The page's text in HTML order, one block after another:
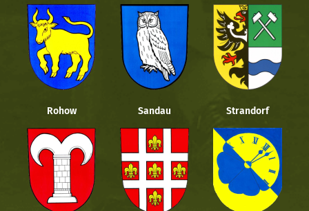
Rohow Sandau Strandorf